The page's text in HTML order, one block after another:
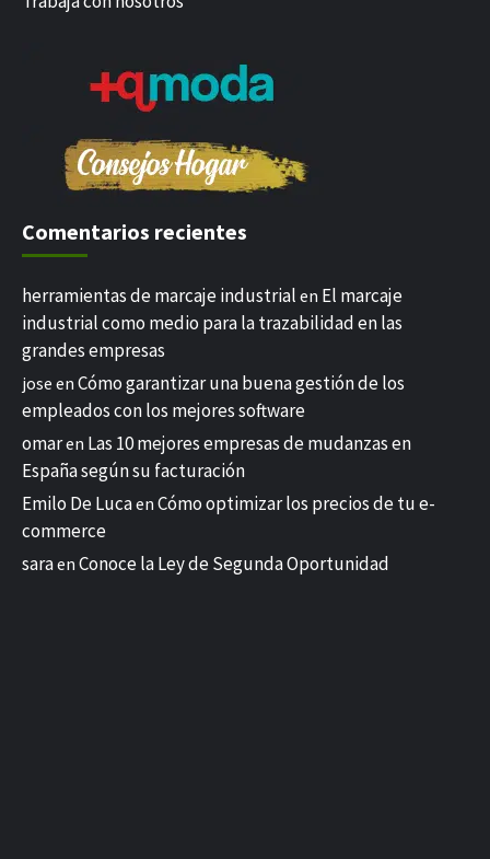
Comentarios recientes
herramientas de marcaje industrial en El marcaje
industrial como medio para la trazabilidad en las
grandes empresas
jose en Cómo garantizar una buena gestión de los
empleados con los mejores software
omaren Las 10 mejores empresas de mudanzas en
España según su facturación
Emilo De Lucaen Cómo optimizar los precios de tu e-
commerce
saraen Conoce la Ley de Segunda Oportunidad